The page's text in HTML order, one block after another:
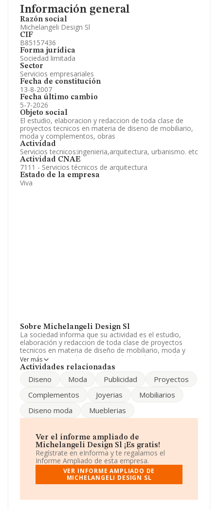
Información general
Razón social
Michelangeli Design Sl
CIF
B85157436
Forma jurídica
Sociedad limitada
Sector
Servicios empresariales
Fecha de constitución
13-8-2007
Fecha último cambio
5-7-2026
Objeto social
El estudio, elaboracion y redaccion de toda clase de
proyectos tecnicos en materia de diseno de mobiliario,
moda y complementos, obras
Actividad
Servicios tecnicos:ingenieria,arquitectura, urbanismo. etc
Actividad CNAE
7111 - Servicios técnicos de arquitectura
Estado de la empresa
Viva
Sobre Michelangeli Design Sl
La sociedad informa que su actividad es el estudio,
elaboración y redaccion de toda clase de proyectos
tecnicos en materia de diseño de mobiliario, moda y
complementos, obras. La sociedad está registrada
como Sociedad Limitada. Su actividad CNAE es
compañía no tiene actividad en mercados exteriores.
Dentro del ranking de empresas elaborado por
empresa, se destaca que: ha ocupado en el ranking
sectorial la posición 1.496, tienen mejor posición las
Arquitectos S.L ProfesionalyMds Arquitectos SLP
sin embargo, por detras de ella se encuentran
compañías como: Estudio de Arquitectura e
Ingeniería Molinos S.Ly Jaume Miret Mas
Arquitecte SLP. En el ranking nacional, en 2025 se ha
situado en el puesto 343.498, éstas son las compañías
que la adelantan en el ranking:Asseris Servicios de
en cambio, entre las compañías que se colocan por
Ver más
Actividades relacionadas
Diseno Moda Publicidad
Proyectos
Complementos
Joyerias
Mobiliarios
Diseno moda
Mueblerias
Ver el informe ampliado de
Michelangeli Design Sl ¡Es gratis!
Regístrate en eInforma y te regalamos el
Informe Ampliado de esta empresa.
VER INFORME AMPLIADO DE
MICHELANGELI DESIGN SL
Información oficial y registral complementaria.